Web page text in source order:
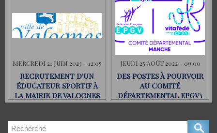
MERCREDI 21 JUIN 2023 - 12:05
RECRUTEMENT D'UN
ÉDUCATEUR SPORTIF À
LA MAIRIE DE VALOGNES
(18H/SEMAINE)
JEUDI 25 AOÛT 2022 - 09:00
DES POSTES À POURVOIR
AU COMITÉ
DÉPARTEMENTAL EPGV !